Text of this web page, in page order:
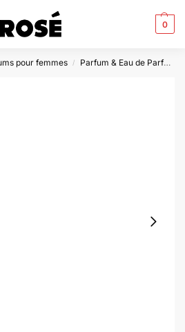
0
pour femmes / Parfum & Eau de Parfum